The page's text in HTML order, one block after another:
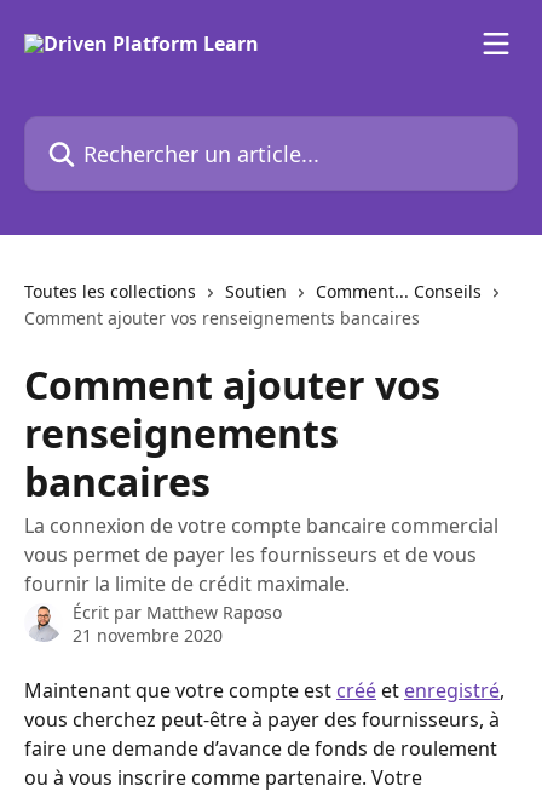
Rechercher un article...
Toutes les collections Soutien
Comment... Conseils
Comment ajouter vos renseignements bancaires
Comment ajouter vos
renseignements
bancaires
La connexion de votre compte bancaire commercial
vous permet de payer les fournisseurs et de vous
fournir la limite de crédit maximale.
Écrit par Matthew Raposo
21 novembre 2020
Maintenant que votre compte est créé et enregistré,
vous cherchez peut-être à payer des fournisseurs, à
faire une demande d’avance de fonds de roulement
ou à vous inscrire comme partenaire. Votre